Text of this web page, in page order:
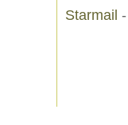
Starmail